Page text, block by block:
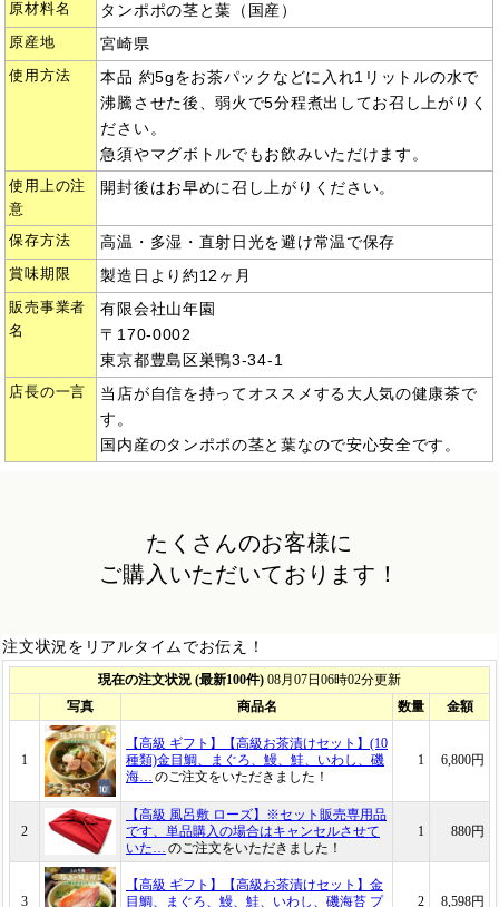
原材料名 タンポポの茎と葉（国産）
原産地 宮崎県
使用方法
本品 約5gをお茶パックなどに入れ1リットルの水で
沸騰させた後、弱火で5分程煮出してお召し上がりく
ださい。
急須やマグボトルでもお飲みいただけます。
使用上の注
意
開封後はお早めに召し上がりください。
保存方法 高温・多湿・直射日光を避け常温で保存
賞味期限 製造日より約12ヶ月
販売事業者
名
有限会社山年園
〒170-0002
東京都豊島区巣鴨3-34-1
店長の一言
当店が自信を持ってオススメする大人気の健康茶で
す。
国内産のタンポポの茎と葉なので安心安全です。
たくさんのお客様に
ご購入いただいております！
注文状況をリアルタイムでお伝え！